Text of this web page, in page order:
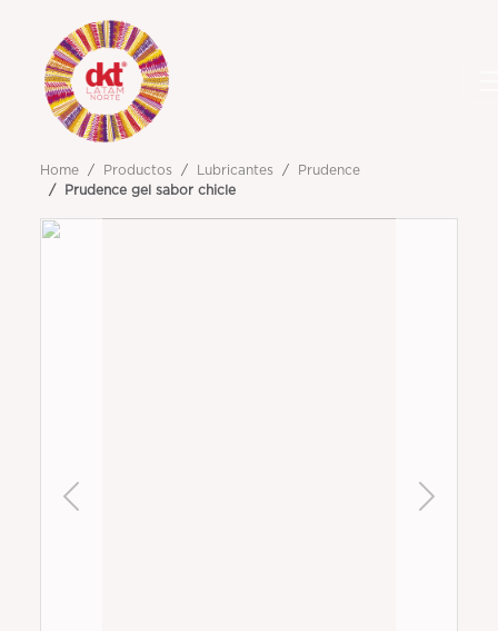
Home Productos Lubricantes
Prudence
Prudence gel sabor chicle
Previous Next